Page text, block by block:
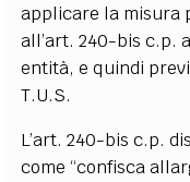
applicare la misura
all’art. 240-bis c.p.
entità, e quindi
T.U.S.
L’art. 240-bis c.p.
come “confisca